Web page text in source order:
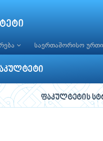
საერთაშორისო
ფაკულტეტის